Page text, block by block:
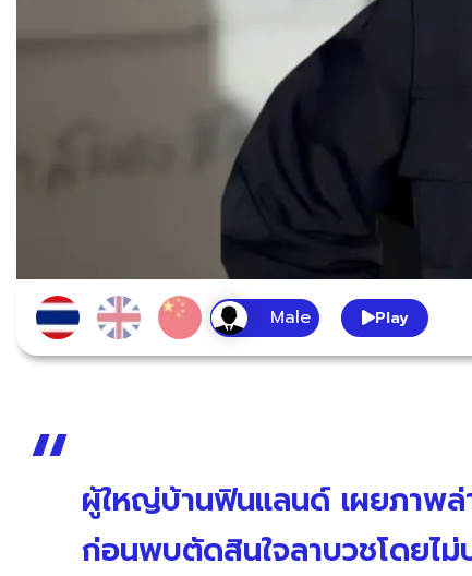
Play
ผู้ใหญ่บ้านฟินแลนด์ เผยภาพ
ก่อนพบตัดสินใจลาบวชโดยไม่